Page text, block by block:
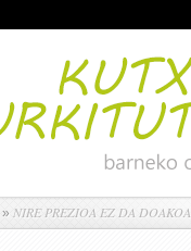
» NIRE PREZIOA EZ DA DOAKOA